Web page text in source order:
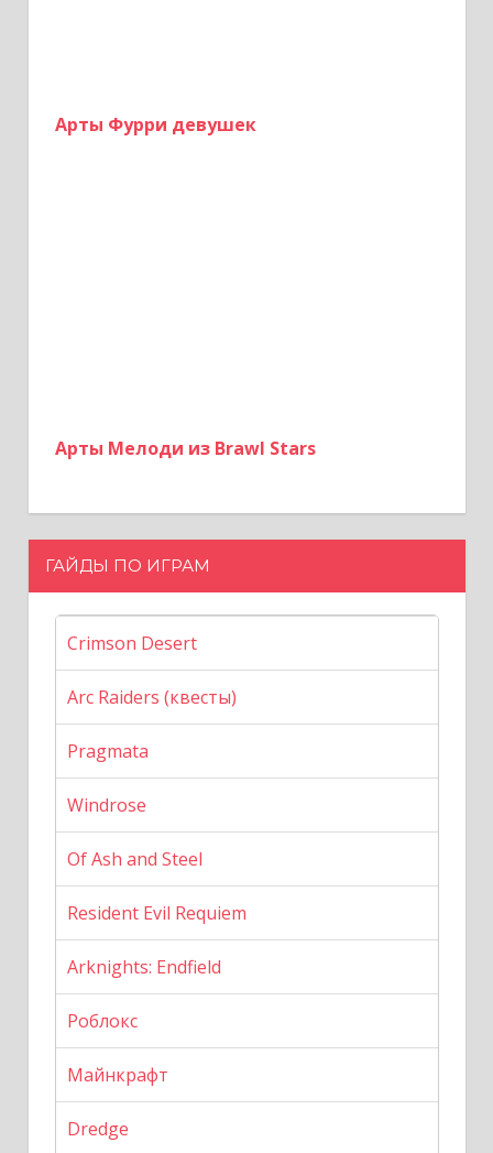
Арты Фурри девушек
Арты Мелоди из Brawl Stars
ГАЙДЫ ПО ИГРАМ
Crimson Desert
Arc Raiders (квесты)
Pragmata
Windrose
Of Ash and Steel
Resident Evil Requiem
Arknights: Endfield
Роблокс
Майнкрафт
Dredge